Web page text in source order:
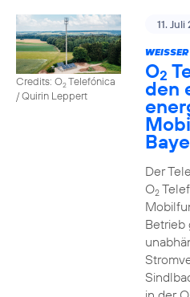
Credits: O2Telefónica
/ Quirin Leppert
11. Juli
O2
den
Der
O2
Betrieb